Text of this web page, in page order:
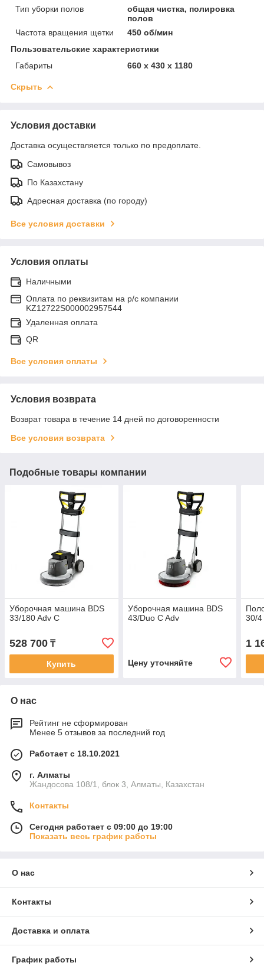
Тип уборки полов
общая чистка, полировка
полов
Частота вращения щетки
450 об/мин
Пользовательские характеристики
Габариты
660 x 430 x 1180
Скрыть
Условия доставки
Доставка осуществляется только по предоплате.
Самовывоз
По Казахстану
Адресная доставка (по городу)
Все условия доставки
Условия оплаты
Наличными
Оплата по реквизитам на р/с компании
KZ12722S000002957544
Удаленная оплата
QR
Все условия оплаты
Условия возврата
Возврат товара в течение 14 дней по договоренности
Все условия возврата
Подобные товары компании
Уборочная машина BDS
33/180 Adv C
528 700 ₸
Купить
Уборочная машина BDS
43/Duo C Adv
Цену уточняйте
30/4
1
О нас
Рейтинг не сформирован
Менее 5 отзывов за последний год
Работает с 18.10.2021
г. Алматы
Жандосова 108/1, блок 3, Алматы, Казахстан
Контакты
Сегодня работает с 09:00 до 19:00
Показать весь график работы
О нас
Контакты
Доставка и оплата
График работы